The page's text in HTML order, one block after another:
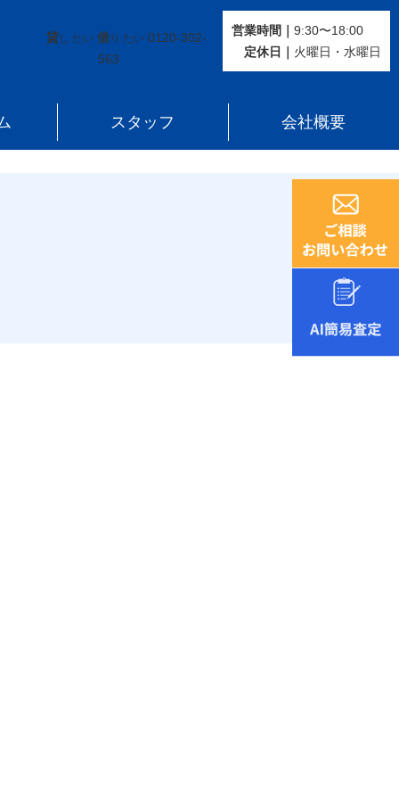
貸し たい 借り たい 0120-302-
563
営業時間｜ 9:30〜18:00
定休⽇｜ 火曜⽇・水曜⽇
スタッフ 会社概要